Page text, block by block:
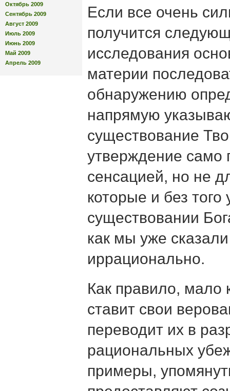
Октябрь 2009
Сентябрь 2009
Август 2009
Июль 2009
Июнь 2009
Май 2009
Апрель 2009
Если все очень
получится
исследования
материи
обнаружению
напрямую
существование
утверждение само
сенсацией, но не
которые и без
существовании
как мы уже
иррационально.
Как правило, мало
ставит свои
переводит их в
рациональных
примеры,